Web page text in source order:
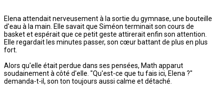
Elena attendait nerveusement à la sortie du gymnase, une bouteille
d'eau à la main. Elle savait que Siméon terminait son cours de
basket et espérait que ce petit geste attirerait enfin son attention.
Elle regardait les minutes passer, son cœur battant de plus en plus
fort.
Alors qu'elle était perdue dans ses pensées, Math apparut
soudainement à côté d'elle. "Qu'est-ce que tu fais ici, Elena ?"
demanda-t-il, son ton toujours aussi calme et détaché.